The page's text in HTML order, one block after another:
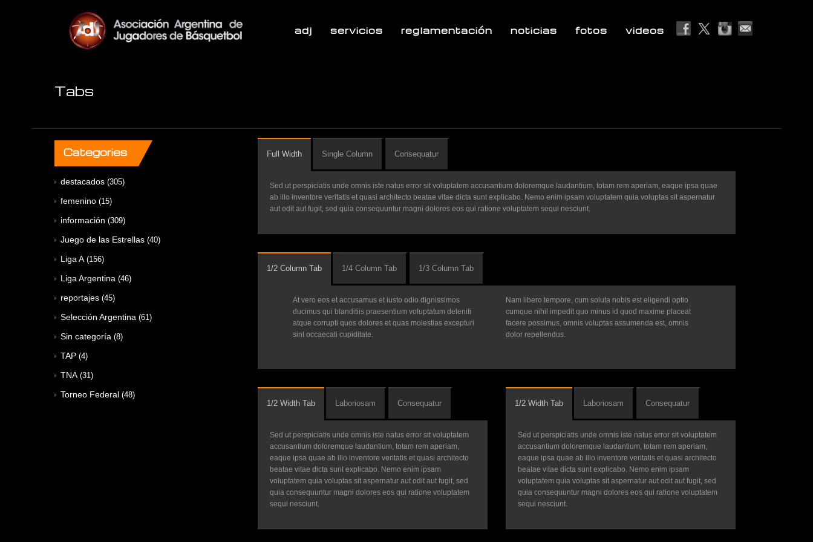
adj servicios reglamentación noticias fotos videos
Tabs
Full Width Single Column Consequatur
Sed ut perspiciatis unde omnis iste natus error sit voluptatem accusantium doloremque laudantium, totam rem aperiam, eaque ipsa quae
ab illo inventore veritatis et quasi architecto beatae vitae dicta sunt explicabo. Nemo enim ipsam voluptatem quia voluptas sit aspernatur
aut odit aut fugit, sed quia consequuntur magni dolores eos qui ratione voluptatem sequi nesciunt.
1/2 Column Tab 1/4 Column Tab 1/3 Column Tab
At vero eos et accusamus et iusto odio dignissimos
ducimus qui blanditiis praesentium voluptatum deleniti
atque corrupti quos dolores et quas molestias excepturi
sint occaecati cupiditate.
Nam libero tempore, cum soluta nobis est eligendi optio
cumque nihil impedit quo minus id quod maxime placeat
facere possimus, omnis voluptas assumenda est, omnis
dolor repellendus.
1/2 Width Tab Laboriosam Consequatur
Sed ut perspiciatis unde omnis iste natus error sit voluptatem
accusantium doloremque laudantium, totam rem aperiam,
eaque ipsa quae ab illo inventore veritatis et quasi architecto
beatae vitae dicta sunt explicabo. Nemo enim ipsam
voluptatem quia voluptas sit aspernatur aut odit aut fugit, sed
quia consequuntur magni dolores eos qui ratione voluptatem
sequi nesciunt.
1/2 Width Tab Laboriosam Consequatur
Sed ut perspiciatis unde omnis iste natus error sit voluptatem
accusantium doloremque laudantium, totam rem aperiam,
eaque ipsa quae ab illo inventore veritatis et quasi architecto
beatae vitae dicta sunt explicabo. Nemo enim ipsam
voluptatem quia voluptas sit aspernatur aut odit aut fugit, sed
quia consequuntur magni dolores eos qui ratione voluptatem
sequi nesciunt.
Categories
destacados (305)
femenino (15)
información (309)
Juego de las Estrellas (40)
Liga A(156)
Liga Argentina (46)
reportajes (45)
Selección Argentina (61)
Sin categoría (8)
TAP (4)
TNA(31)
Torneo Federal (48)